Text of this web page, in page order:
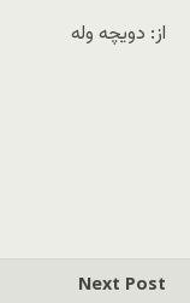
از: دویچه وله
Next Post